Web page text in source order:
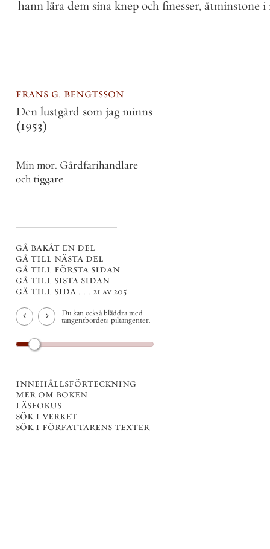
hann lära dem sina knep och finesser, åtminstone i
frans g. bengtsson
Den lustgård som jag minns
(1953)
Min mor. Gårdfarihandlare
och tiggare
gå bakåt en del
gå till nästa del
gå till första sidan
gå till sista sidan
gå till sida . . . 21 av 205
Du kan också bläddra med
tangentbordets piltangenter.
innehållsförteckning
mer om boken
läsfokus
sök i verket
sök i författarens texter